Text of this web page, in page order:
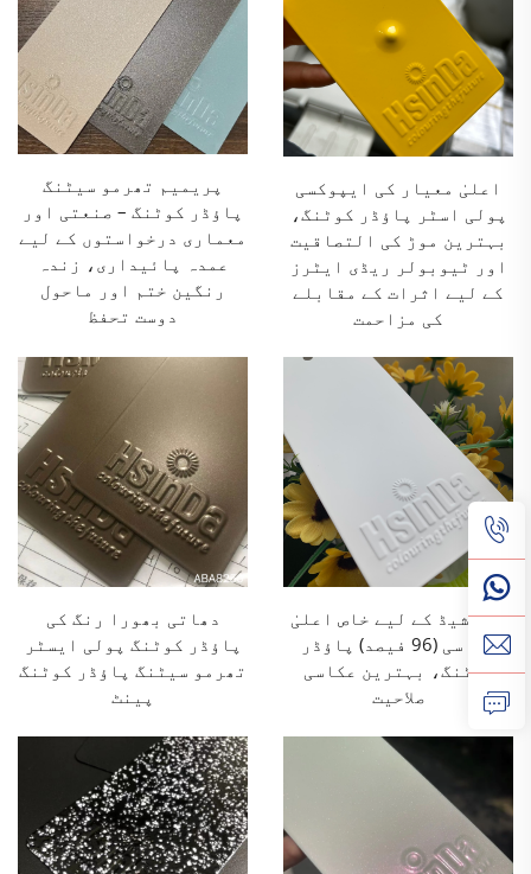
اعلیٰ معیار کی ایپوکسی
پولی اسٹر پاؤڈر کوٹنگ،
بہترین موڑ کی التصاقیت
اور ٹیوبولر ریڈی ایٹرز
کے لیے اثرات کے مقابلے
کی مزاحمت
پریمیم تھرمو سیٹنگ
پاؤڈر کوٹنگ – صنعتی اور
معماری درخواستوں کے لیے
عمدہ پائیداری، زندہ
رنگین ختم اور ماحول
دوست تحفظ
لامپ شیڈ کے لیے خاص اعلیٰ
عکاسی (96 فیصد) پاؤڈر
کوٹنگ، بہترین عکاسی
صلاحیت
دھاتی بھورا رنگ کی
پاؤڈر کوٹنگ پولی ایسٹر
تھرمو سیٹنگ پاؤڈر کوٹنگ
پینٹ